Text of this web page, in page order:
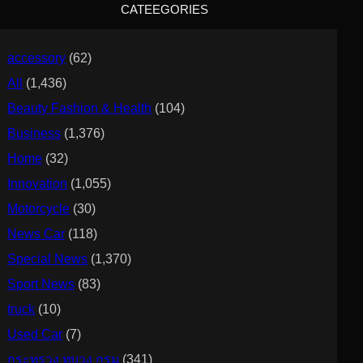
CATEEGORIES
accessory (62)
All
(1,436)
Beauty Fashion & Health (104)
Business (1,376)
Home (32)
Innovation (1,055)
Motorcycle (30)
News Car (118)
Special News (1,370)
Sport News (83)
truck (10)
Used Car (7)
กระทรวง ทบวง กรม (341)